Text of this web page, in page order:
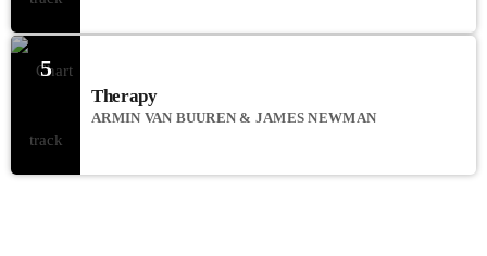
5
Therapy
ARMIN VAN BUUREN & JAMES NEWMAN